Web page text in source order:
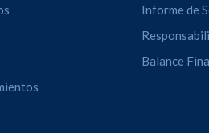
Informe de
Balance